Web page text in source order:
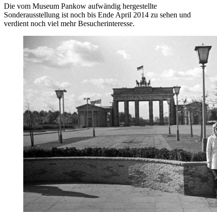
Die vom Museum Pankow aufwändig hergestellte
Sonderausstellung ist noch bis Ende April 2014 zu sehen und
verdient noch viel mehr Besucherinteresse.